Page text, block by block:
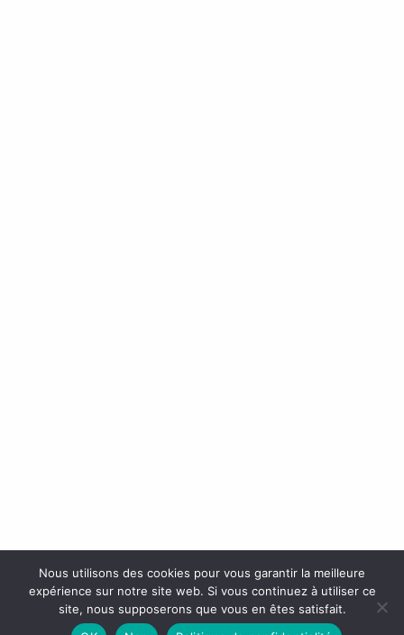
Nous utilisons des cookies pour vous garantir la meilleure
expérience sur notre site web. Si vous continuez à utiliser ce
site, nous supposerons que vous en êtes satisfait.